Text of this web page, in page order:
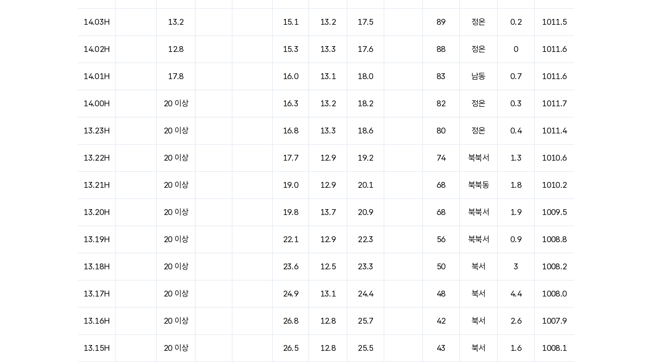
14.03H 13.2 15.1 13.2 17.5 89 정온 0.2 1011.5
14.02H 12.8 15.3 13.3 17.6 88 정온 0 1011.6
14.01H 17.8 16.0 13.1 18.0 83 남동 0.7 1011.6
14.00H 20 이상 16.3 13.2 18.2 82 정온 0.3 1011.7
13.23H 20 이상 16.8 13.3 18.6 80 정온 0.4 1011.4
13.22H 20 이상 17.7 12.9 19.2 74 북북서 1.3 1010.6
13.21H 20 이상 19.0 12.9 20.1 68 북북동 1.8 1010.2
13.20H 20 이상 19.8 13.7 20.9 68 북북서 1.9 1009.5
13.19H 20 이상 22.1 12.9 22.3 56 북북서 0.9 1008.8
13.18H 20 이상 23.6 12.5 23.3 50 북서 3 1008.2
13.17H 20 이상 24.9 13.1 24.4 48 북서 4.4 1008.0
13.16H 20 이상 26.8 12.8 25.7 42 북서 2.6 1007.9
13.15H 20 이상 26.5 12.8 25.5 43 북서 1.6 1008.1